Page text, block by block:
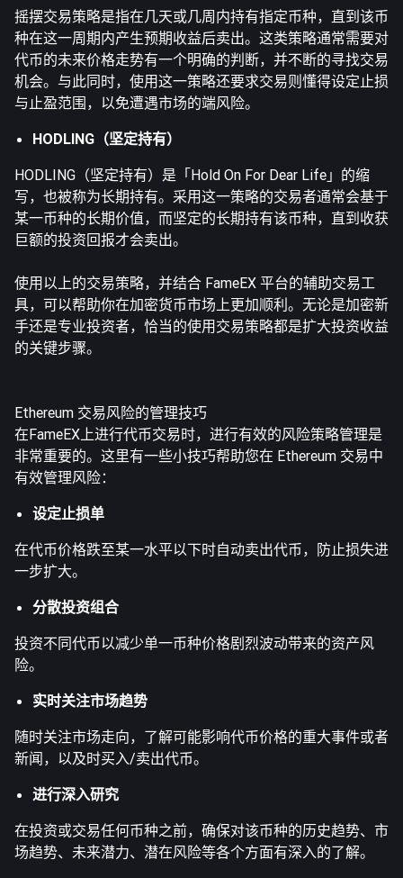
摇摆交易策略是指在几天或几周内持有指定币种，直到该币
种在这一周期内产生预期收益后卖出。这类策略通常需要对
代币的未来价格走势有一个明确的判断，并不断的寻找交易
机会。与此同时，使用这一策略还要求交易则懂得设定止损
与止盈范围，以免遭遇市场的端风险。
HODLING（坚定持有）
HODLING（坚定持有）是「Hold On For Dear Life」的缩
写，也被称为长期持有。采用这一策略的交易者通常会基于
某一币种的长期价值，而坚定的长期持有该币种，直到收获
巨额的投资回报才会卖出。
使用以上的交易策略，并结合 FameEX 平台的辅助交易工
具，可以帮助你在加密货币市场上更加顺利。无论是加密新
手还是专业投资者，恰当的使用交易策略都是扩大投资收益
的关键步骤。
Ethereum 交易风险的管理技巧
在FameEX上进行代币交易时，进行有效的风险策略管理是
非常重要的。这里有一些小技巧帮助您在 Ethereum 交易中
有效管理风险：
设定止损单
在代币价格跌至某一水平以下时自动卖出代币，防止损失进
一步扩大。
分散投资组合
投资不同代币以减少单一币种价格剧烈波动带来的资产风
险。
实时关注市场趋势
随时关注市场走向，了解可能影响代币价格的重大事件或者
新闻，以及时买入/卖出代币。
进行深入研究
在投资或交易任何币种之前，确保对该币种的历史趋势、市
场趋势、未来潜力、潜在风险等各个方面有深入的了解。